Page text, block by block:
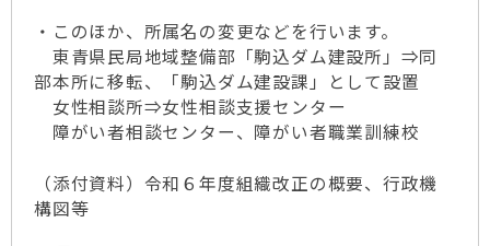
・このほか、所属名の変更などを行います。
東青県民局地域整備部「駒込ダム建設所」⇒同
部本所に移転、「駒込ダム建設課」として設置
女性相談所⇒女性相談支援センター
障がい者相談センター、障がい者職業訓練校
（添付資料）令和６年度組織改正の概要、行政機
構図等